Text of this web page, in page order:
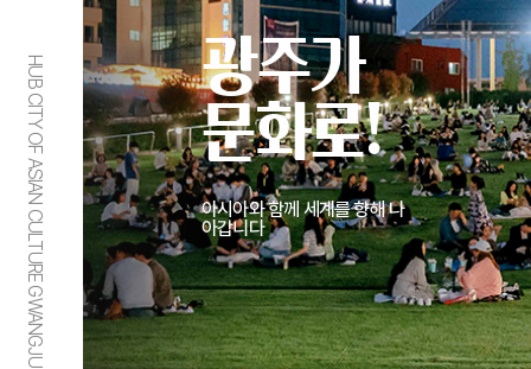
HUB CITY OF ASIAN CULTURE GWANGJU
광주가
문화로!
아시아와 함께 세계를 향해 나
아갑니다